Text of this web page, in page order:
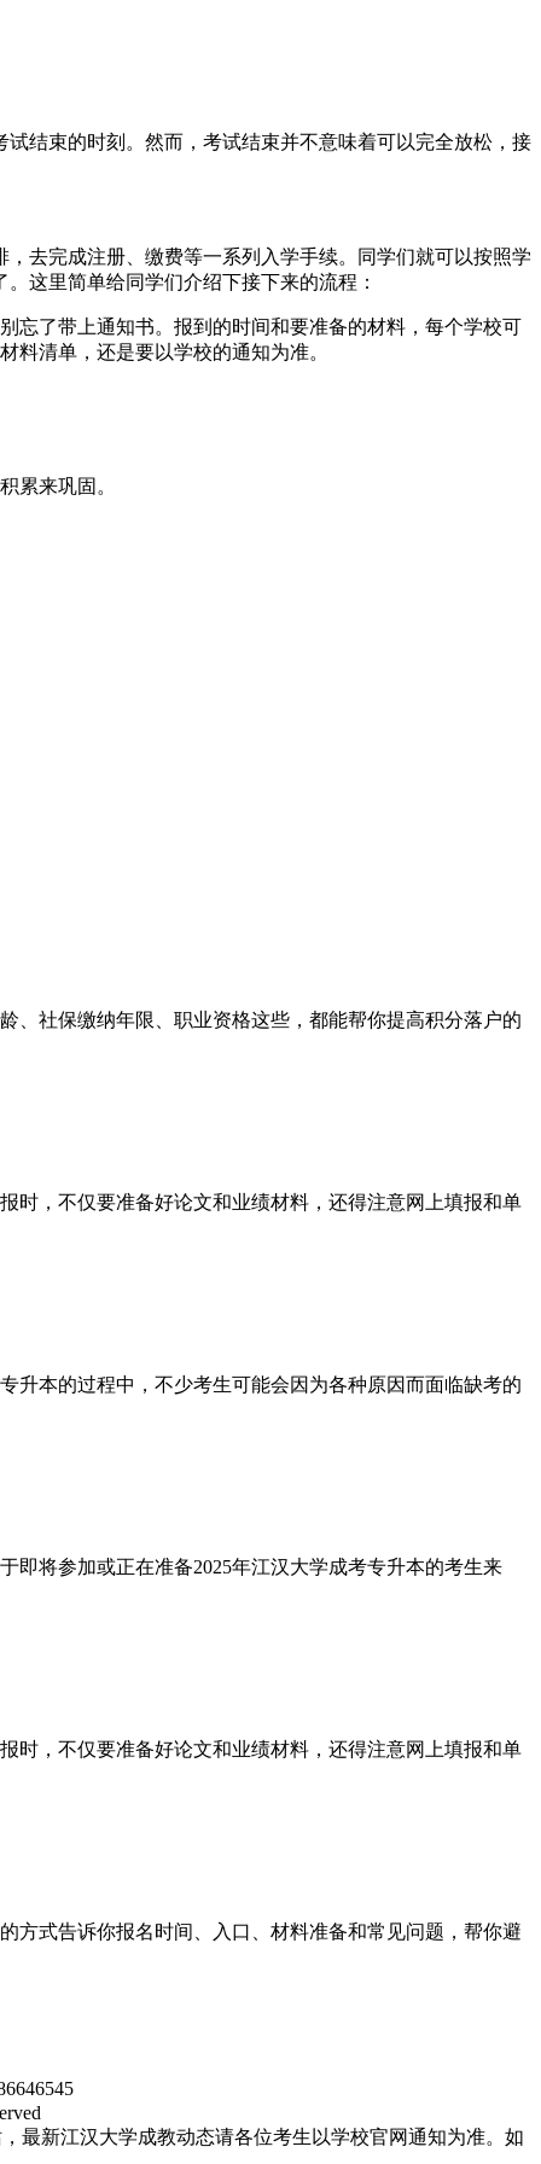
试结束的时刻。然而，考试结束并不意味着可以完全放松，接
去完成注册、缴费等一系列入学手续。同学们就可以按照学
这里简单给同学们介绍下接下来的流程：
忘了带上通知书。报到的时间和要准备的材料，每个学校可
料清单，还是要以学校的通知为准。
累来巩固。
社保缴纳年限、职业资格这些，都能帮你提高积分落户的
，不仅要准备好论文和业绩材料，还得注意网上填报和单
升本的过程中，不少考生可能会因为各种原因而面临缺考的
即将参加或正在准备2025年江汉大学成考专升本的考生来
，不仅要准备好论文和业绩材料，还得注意网上填报和单
式告诉你报名时间、入口、材料准备和常见问题，帮你避
最新江汉大学成教动态请各位考生以学校官网通知为准。如